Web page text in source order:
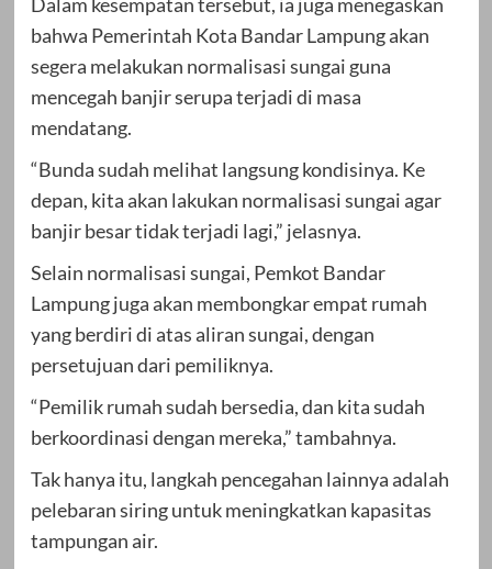
bahwa Pemerintah Kota Bandar Lampung akan
segera melakukan normalisasi sungai guna
mencegah banjir serupa terjadi di masa
mendatang.
“Bunda sudah melihat langsung kondisinya. Ke
depan, kita akan lakukan normalisasi sungai agar
banjir besar tidak terjadi lagi,” jelasnya.
Selain normalisasi sungai, Pemkot Bandar
Lampung juga akan membongkar empat rumah
yang berdiri di atas aliran sungai, dengan
persetujuan dari pemiliknya.
“Pemilik rumah sudah bersedia, dan kita sudah
berkoordinasi dengan mereka,” tambahnya.
Tak hanya itu, langkah pencegahan lainnya adalah
pelebaran siring untuk meningkatkan kapasitas
tampungan air.